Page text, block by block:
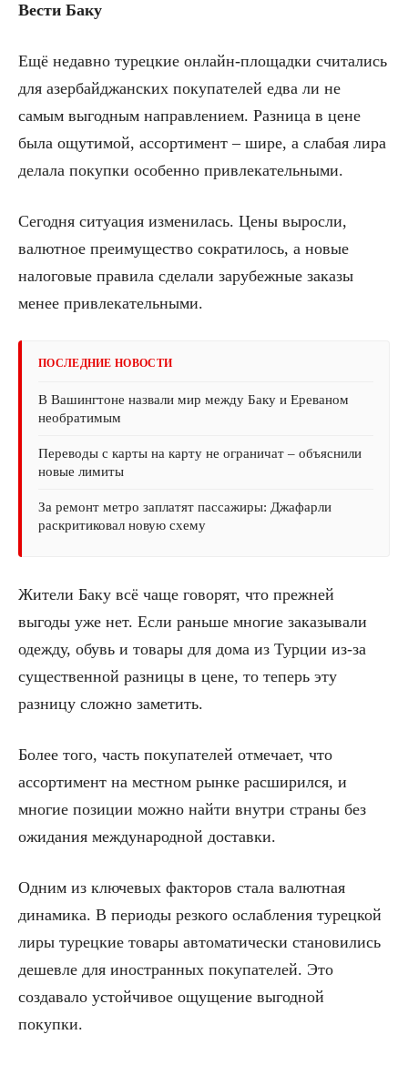
Вести Баку
Ещё недавно турецкие онлайн-площадки считались
для азербайджанских покупателей едва ли не
самым выгодным направлением. Разница в цене
была ощутимой, ассортимент – шире, а слабая лира
делала покупки особенно привлекательными.
Сегодня ситуация изменилась. Цены выросли,
валютное преимущество сократилось, а новые
налоговые правила сделали зарубежные заказы
менее привлекательными.
ПОСЛЕДНИЕ НОВОСТИ
В Вашингтоне назвали мир между Баку и Ереваном
необратимым
Переводы с карты на карту не ограничат – объяснили
новые лимиты
За ремонт метро заплатят пассажиры: Джафарли
раскритиковал новую схему
Жители Баку всё чаще говорят, что прежней
выгоды уже нет. Если раньше многие заказывали
одежду, обувь и товары для дома из Турции из-за
существенной разницы в цене, то теперь эту
разницу сложно заметить.
Более того, часть покупателей отмечает, что
ассортимент на местном рынке расширился, и
многие позиции можно найти внутри страны без
ожидания международной доставки.
Одним из ключевых факторов стала валютная
динамика. В периоды резкого ослабления турецкой
лиры турецкие товары автоматически становились
дешевле для иностранных покупателей. Это
создавало устойчивое ощущение выгодной
покупки.